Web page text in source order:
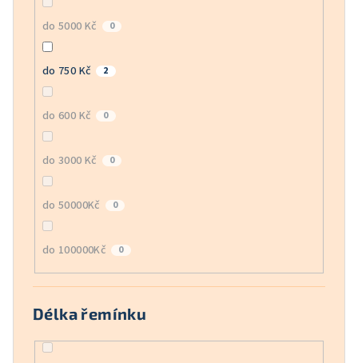
do 5000 Kč 0
do 750 Kč 2
do 600 Kč 0
do 3000 Kč 0
do 50000Kč 0
do 100000Kč 0
Délka řemínku